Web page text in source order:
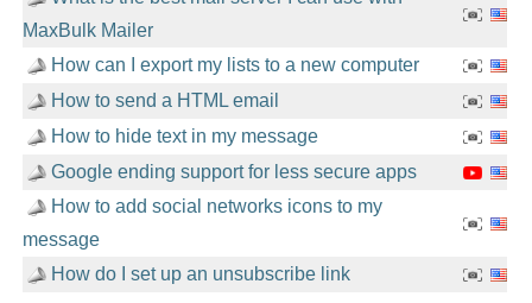
MaxBulk Mailer
How can I export my lists to a new computer
How to send a HTML email
How to hide text in my message
Google ending support for less secure apps
How to add social networks icons to my
message
How do I set up an unsubscribe link